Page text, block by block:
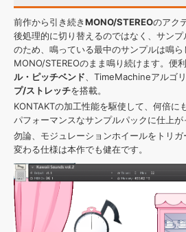
前作から引き続きMONO/STEREOのアク
後処理的に切り替えるのではなく、サン
のため、鳴っている最中のサンプルは鳴
MONO/STEREOのまま鳴り続けます。便
ル・ピッチベンド 、TimeMachineアルゴ
プ/ストレッチを搭載。
KONTAKTの加工性能を駆使して、何倍に
パフォーマンスなサンプルパックに仕上が
勿論、モジュレーションホイールをトリ
変わる仕様は本作でも健在です。